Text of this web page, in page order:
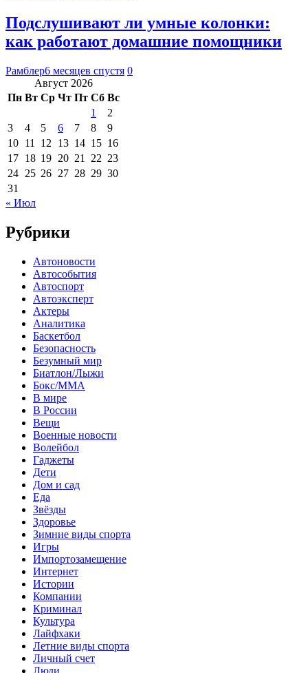
Подслушивают ли умные колонки:
как работают домашние помощники
Рамблер6 месяцев спустя 0
Август 2026
Пн Вт Ср Чт Пт Сб Вс
1
2
3
4 5 6 7 8
9
10 11 12 13 14 15 16
17 18 19 20 21 22 23
24 25 26 27 28 29 30
31
« Июл
Рубрики
Автоновости
Автособытия
Автоспорт
Автоэксперт
Актеры
Аналитика
Баскетбол
Безопасность
Безумный мир
Биатлон/Лыжи
Бокс/MMA
В мире
В России
Вещи
Военные новости
Волейбол
Гаджеты
Дети
Дом и сад
Еда
Звёзды
Здоровье
Зимние виды спорта
Игры
Импортозамещение
Интернет
Истории
Компании
Криминал
Культура
Лайфхаки
Летние виды спорта
Личный счет
Люди